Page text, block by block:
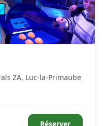
ZA, Luc-la-Primaube
Réserver